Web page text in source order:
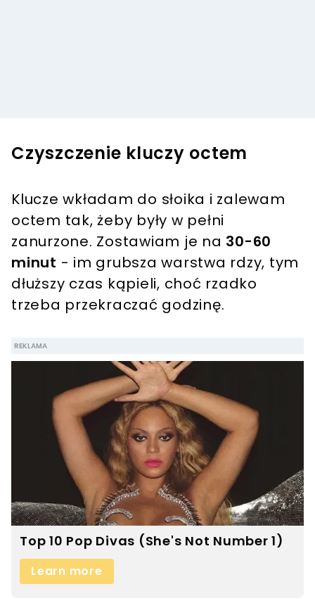
Czyszczenie kluczy octem
Klucze wkładam do słoika i zalewam
octem tak, żeby były w pełni
zanurzone. Zostawiam je na 30-60
minut - im grubsza warstwa rdzy, tym
dłuższy czas kąpieli, choć rzadko
trzeba przekraczać godzinę.